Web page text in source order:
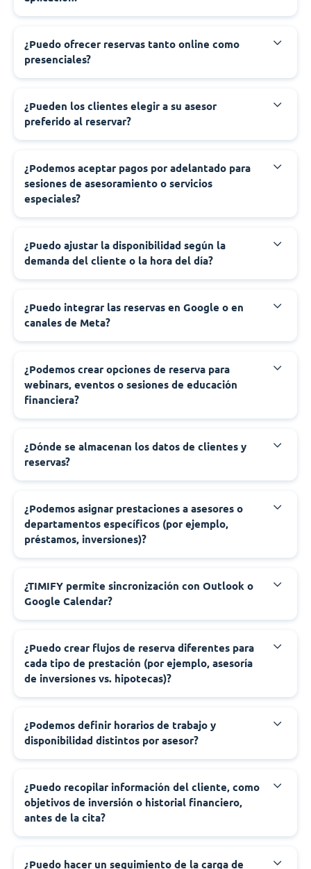
¿Puedo ofrecer reservas tanto online como
presenciales?
¿Pueden los clientes elegir a su asesor
preferido al reservar?
¿Podemos aceptar pagos por adelantado para
sesiones de asesoramiento o servicios
especiales?
¿Puedo ajustar la disponibilidad según la
demanda del cliente o la hora del día?
¿Puedo integrar las reservas en Google o en
canales de Meta?
¿Podemos crear opciones de reserva para
webinars, eventos o sesiones de educación
financiera?
¿Dónde se almacenan los datos de clientes y
reservas?
¿Podemos asignar prestaciones a asesores o
departamentos específicos (por ejemplo,
préstamos, inversiones)?
¿TIMIFY permite sincronización con Outlook o
Google Calendar?
¿Puedo crear flujos de reserva diferentes para
cada tipo de prestación (por ejemplo, asesoría
de inversiones vs. hipotecas)?
¿Podemos definir horarios de trabajo y
disponibilidad distintos por asesor?
¿Puedo recopilar información del cliente, como
objetivos de inversión o historial financiero,
antes de la cita?
¿Puedo hacer un seguimiento de la carga de